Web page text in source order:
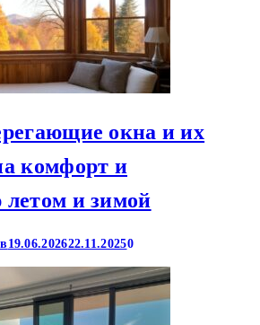
окна и их
комфорт и
и зимой
19.06.202622.11.20250